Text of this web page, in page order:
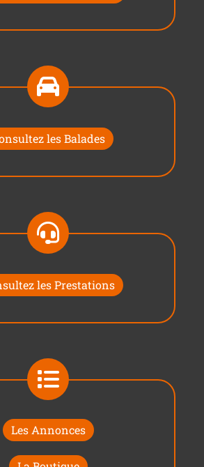
les Balades
les Prestations
Les Annonces